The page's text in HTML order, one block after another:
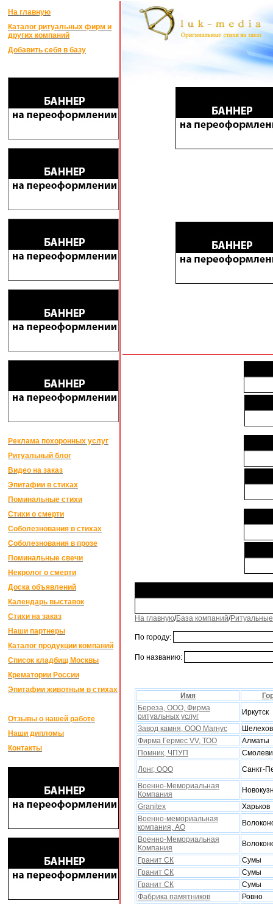
На главную
Каталог ритуальных фирм и
других компаний
Добавить себя в базу
Реклама похоронных услуг
Ритуальный блог
Видео на заказ
Эпитафии в стихах
Поминальные стихи
Стихи о смерти
Соболезнования в стихах
Соболезнования в прозе
Поминальные свечи
Некролог о смерти
Доска объявлений
Календарь выставок
Стихи на заказ
Наши партнеры
Каталог продукции компаний
Список кладбищ Москвы
Крематории России
Эпитафии животным в стихах
Отзывы о нашей работе
Наши дипломы
Контакты
На главную/База компаний/
По городу:
По названию:
Имя
Береза, ООО, Фирма
ритуальныx услуг
Иркутск
Завод камня, ООО Магнус
Шелехов
Фирма Гермес VV, ТОО
Алматы
Помник, ЧПУП
Лонг, ООО
Санкт-
Военно-Мемориальная
Компания
Granitex
Xарьков
Военно-мемориальная
компания, АО
Военно-Мемориальная
Компания
Гранит СК
Сумы
Гранит СК
Сумы
Гранит СК
Сумы
Фабрика памятников
Ровно